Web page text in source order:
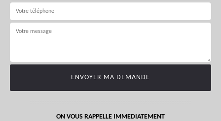
ON VOUS RAPPELLE IMMEDIATEMENT